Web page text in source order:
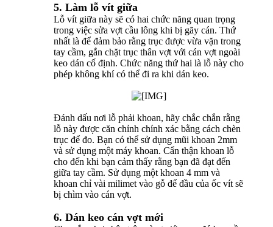
5. Làm lỗ vít giữa
Lỗ vít giữa này sẽ có hai chức năng quan trọng
trong việc sửa vợt cầu lông khi bị gãy cán. Thứ
nhất là để đảm bảo rằng trục được vừa vặn trong
tay cầm, gắn chặt trục thân vợt với cán vợt ngoài
keo dán cố định. Chức năng thứ hai là lỗ này cho
phép không khí có thể đi ra khi dán keo.
Đánh dấu nơi lỗ phải khoan, hãy chắc chắn rằng
lỗ này được căn chỉnh chính xác bằng cách chèn
trục để đo. Bạn có thể sử dụng mũi khoan 2mm
và sử dụng một máy khoan. Cẩn thận khoan lỗ
cho đến khi bạn cảm thấy rằng bạn đã đạt đến
giữa tay cầm. Sử dụng một khoan 4 mm và
khoan chỉ vài milimet vào gỗ để đầu của ốc vít sẽ
bị chìm vào cán vợt.
6. Dán keo cán vợt mới